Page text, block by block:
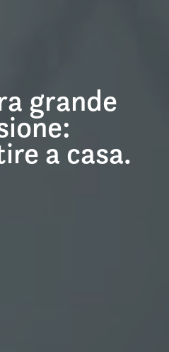
grande
a casa.
di CASA